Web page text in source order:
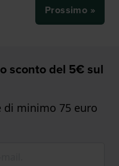
Prossimo »
sconto del 5€ sul
di minimo 75 euro